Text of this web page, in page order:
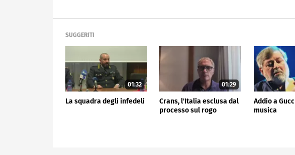
SUGGERITI
01:32
La squadra degli infedeli
01:29
Crans, l'Italia esclusa dal
processo sul rogo
Addio a
musica